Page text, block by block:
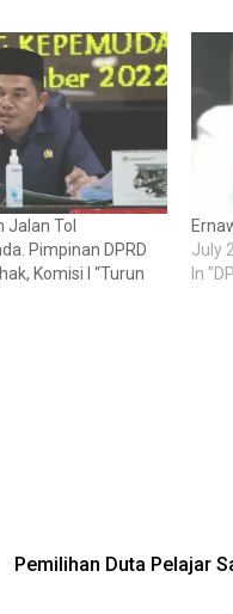
Jalan Tol
Pimpinan DPRD
Komisi I “Turun
July
In
Pemilihan Duta Pelajar